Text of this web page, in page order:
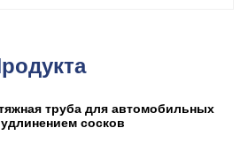
труба для автомобильных
сосков